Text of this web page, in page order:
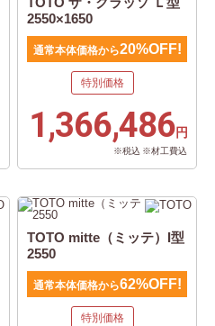
2550×1650
通常本体価格から20%OFF!
特別価格
1,366,486円
※税込 ※材工費込
TOTO mitte（ミッテ）I型
2550
通常本体価格から62%OFF!
特別価格